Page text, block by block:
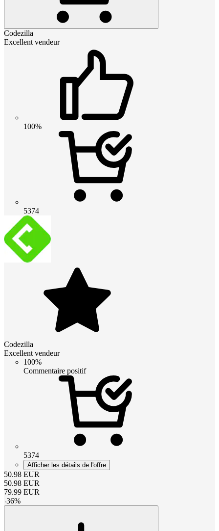
Codezilla
Excellent vendeur
100%
5374
Codezilla
Excellent vendeur
100%
Commentaire positif
5374
Afficher les détails de l'offre
50.98 EUR
50.98 EUR
79.99 EUR
-36%